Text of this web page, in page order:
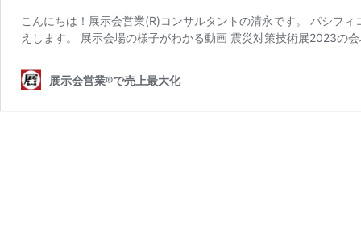
こんにちは！展示会営業(R)コンサルタントの清永です。 パシフ
えします。 展示会場の様子がわかる動画 震災対策技術展2023の
展示会営業®で売上最大化